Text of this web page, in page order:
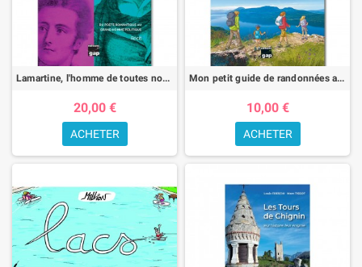
Lamartine, l'homme de toutes nos libertés.
20,00 €
ACHETER
Mon petit guide de randonnées autour de Chambéry et du lac du Bourget
10,00 €
ACHETER